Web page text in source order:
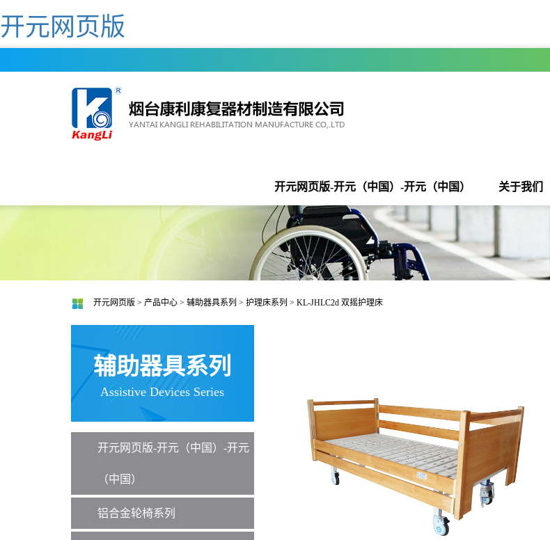
开元网页版
开元网页版-开元（中国）-开元（中国） 关于我们
开元网页版 > 产品中心 > 辅助器具系列 > 护理床系列 > KL-JHLC2d 双摇护理床
辅助器具系列
Assistive Devices Series
开元网页版-开元（中国）-开元
（中国）
铝合金轮椅系列